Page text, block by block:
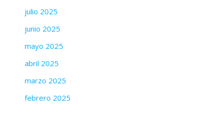
julio 2025
junio 2025
mayo 2025
abril 2025
marzo 2025
febrero 2025